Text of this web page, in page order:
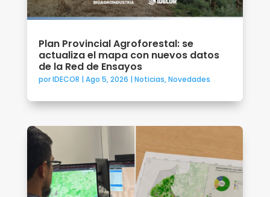
Plan Provincial Agroforestal: se
actualiza el mapa con nuevos datos
de la Red de Ensayos
porIDECOR | Ago 5, 2026 | Noticias,Novedades